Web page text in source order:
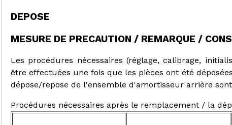
DEPOSE
MESURE DE PRECAUTION / REMARQUE /
Les procédures nécessaires (réglage, calibrage,
être effectuées une fois que les pièces ont été
dépose/repose de l'ensemble d'amortisseur arrière
Procédures nécessaires après le remplacement / la